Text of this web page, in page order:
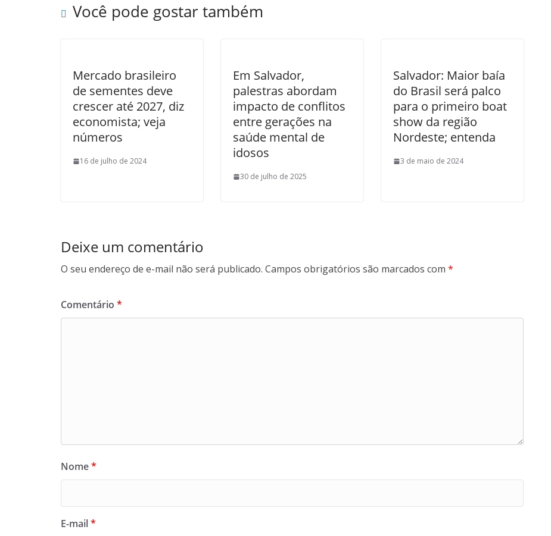
Você pode gostar também
Mercado brasileiro
de sementes deve
crescer até 2027, diz
economista; veja
números
16 de julho de 2024
Em Salvador,
palestras abordam
impacto de conflitos
entre gerações na
saúde mental de
idosos
30 de julho de 2025
Salvador: Maior baía
do Brasil será palco
para o primeiro boat
show da região
Nordeste; entenda
3 de maio de 2024
Deixe um comentário
O seu endereço de e-mail não será publicado. Campos obrigatórios são marcados com *
Comentário *
Nome*
E-mail*